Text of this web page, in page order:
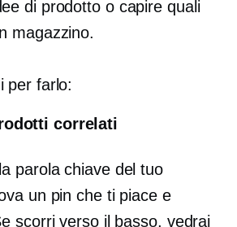
di prodotto o capire quali
magazzino.
per farlo:
correlati
parola chiave del tuo
un pin che ti piace e
scorri verso il basso, vedrai